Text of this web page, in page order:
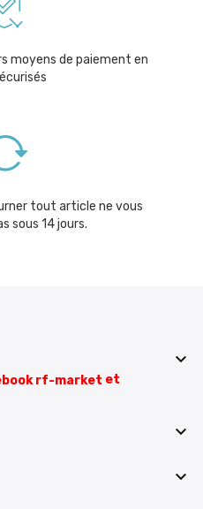
moyens de paiement en
tout article ne vous
sous 14 jours.

et

